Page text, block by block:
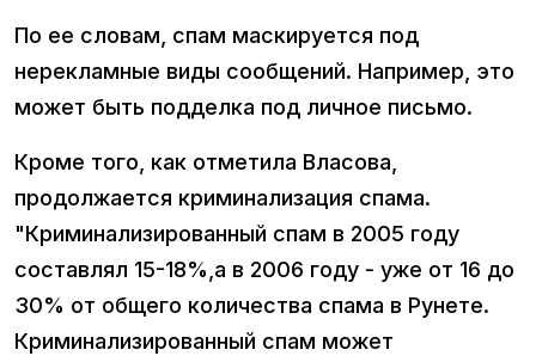
По ее словам, спам маскируется под
нерекламные виды сообщений. Например, это
может быть подделка под личное письмо.
Кроме того, как отметила Власова,
продолжается криминализация спама.
"Криминализированный спам в 2005 году
составлял 15-18%,а в 2006 году - уже от 16 до
30% от общего количества спама в Рунете.
Криминализированный спам может